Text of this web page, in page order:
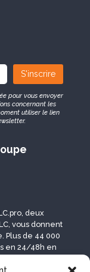
pour vous envoyer
concernant les
utiliser le lien
deux
vous donnent
Plus de 44 000
en 24/48h en